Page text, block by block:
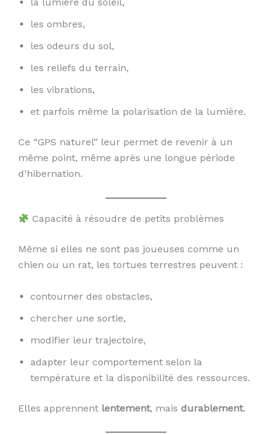
la lumière du soleil,
les ombres,
les odeurs du sol,
les reliefs du terrain,
les vibrations,
et parfois même la polarisation de la lumière.
Ce “GPS naturel” leur permet de revenir à un
même point, même après une longue période
d’hibernation.
Capacité à résoudre de petits problèmes
Même si elles ne sont pas joueuses comme un
chien ou un rat, les tortues terrestres peuvent :
contourner des obstacles,
chercher une sortie,
modifier leur trajectoire,
adapter leur comportement selon la
température et la disponibilité des ressources.
Elles apprennent lentement, mais durablement.